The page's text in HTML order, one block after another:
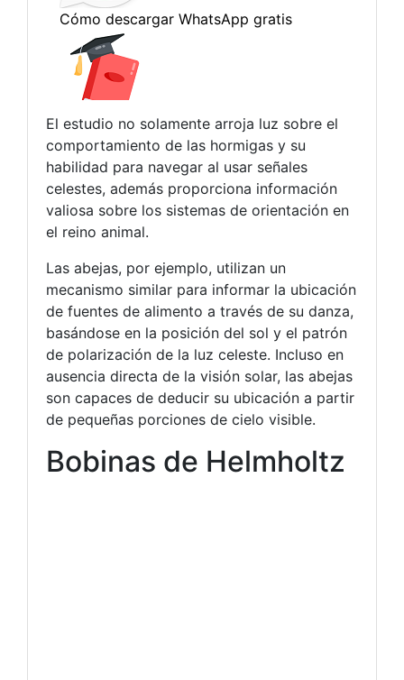
El estudio no solamente arroja luz sobre el
comportamiento de las hormigas y su
habilidad para navegar al usar señales
celestes, además proporciona información
valiosa sobre los sistemas de orientación en
el reino animal.
Las abejas, por ejemplo, utilizan un
mecanismo similar para informar la ubicación
de fuentes de alimento a través de su danza,
basándose en la posición del sol y el patrón
de polarización de la luz celeste. Incluso en
ausencia directa de la visión solar, las abejas
son capaces de deducir su ubicación a partir
de pequeñas porciones de cielo visible.
Bobinas de Helmholtz